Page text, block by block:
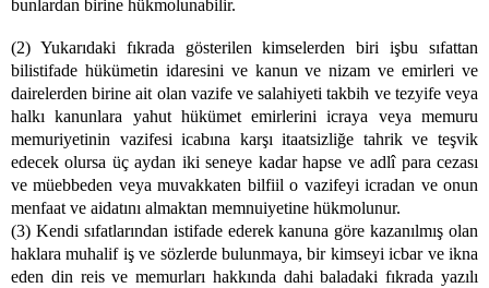
bunlardan birine hükmolunabilir.
(2) Yukarıdaki fıkrada gösterilen kimselerden biri işbu sıfattan
bilistifade hükümetin idaresini ve kanun ve nizam ve emirleri ve
dairelerden birine ait olan vazife ve salahiyeti takbih ve tezyife veya
halkı kanunlara yahut hükümet emirlerini icraya veya memuru
memuriyetinin vazifesi icabına karşı itaatsizliğe tahrik ve teşvik
edecek olursa üç aydan iki seneye kadar hapse ve adlî para cezası
ve müebbeden veya muvakkaten bilfiil o vazifeyi icradan ve onun
menfaat ve aidatını almaktan memnuiyetine hükmolunur.
(3) Kendi sıfatlarından istifade ederek kanuna göre kazanılmış olan
haklara muhalif iş ve sözlerde bulunmaya, bir kimseyi icbar ve ikna
eden din reis ve memurları hakkında dahi baladaki fıkrada yazılı